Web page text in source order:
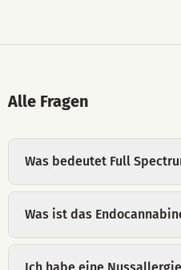
Alle Fragen
Was bedeutet Full
Was ist das